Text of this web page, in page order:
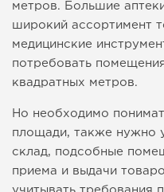
метров. Большие
широкий ассортимент
медицинские
потребовать
квадратных метров.
Но необходимо
площади, также нужно
склад, подсобные
приема и выдачи